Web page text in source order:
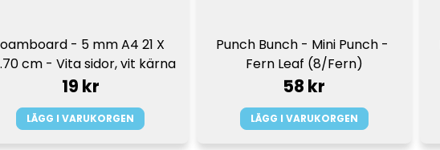
- 5 mm A4 21 X
cm - Vita sidor, vit kärna
19 kr
LÄGG I VARUKORGEN
Punch Bunch - Mini Punch -
Fern Leaf (8/Fern)
58 kr
LÄGG I VARUKORGEN